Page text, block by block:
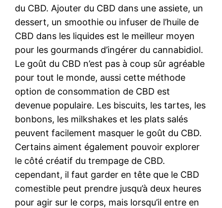
du CBD. Ajouter du CBD dans une assiete, un
dessert, un smoothie ou infuser de l’huile de
CBD dans les liquides est le meilleur moyen
pour les gourmands d’ingérer du cannabidiol.
Le goût du CBD n’est pas à coup sûr agréable
pour tout le monde, aussi cette méthode
option de consommation de CBD est
devenue populaire. Les biscuits, les tartes, les
bonbons, les milkshakes et les plats salés
peuvent facilement masquer le goût du CBD.
Certains aiment également pouvoir explorer
le côté créatif du trempage de CBD.
cependant, il faut garder en tête que le CBD
comestible peut prendre jusqu’à deux heures
pour agir sur le corps, mais lorsqu’il entre en